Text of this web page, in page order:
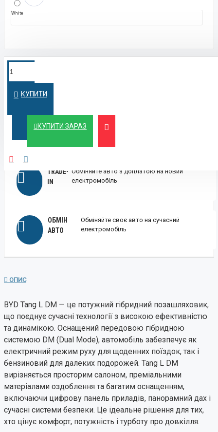
White
КУПИТИ
КУПИТИ ЗАРАЗ
КРЕДИТ
ЛІЗИНГ Вигідний лізинг для бізнесу та фізичних осіб
TRADE-
IN
Обміняйте авто з доплатою на новий
електромобіль
ОБМІН
АВТО
Обміняйте своє авто на сучасний
електромобіль
ОПИС
BYD Tang L DM — це потужний гібридний позашляховик,
що поєднує сучасні технології з високою ефективністю
та динамікою. Оснащений передовою гібридною
системою DM (Dual Mode), автомобіль забезпечує як
електричний режим руху для щоденних поїздок, так і
бензиновий для далеких подорожей. Tang L DM
вирізняється просторим салоном, преміальними
матеріалами оздоблення та багатим оснащенням,
включаючи цифрову панель приладів, панорамний дах і
сучасні системи безпеки. Це ідеальне рішення для тих,
хто цінує комфорт, потужність і турботу про довкілля.